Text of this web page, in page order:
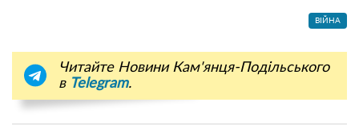
ВІЙНА
Читайте Новини Кам'янця-Подільського
в Telegram.